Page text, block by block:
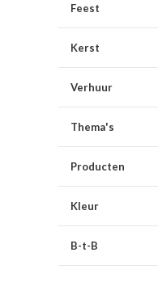
Feest
Kerst
Verhuur
Thema's
Producten
Kleur
B-t-B